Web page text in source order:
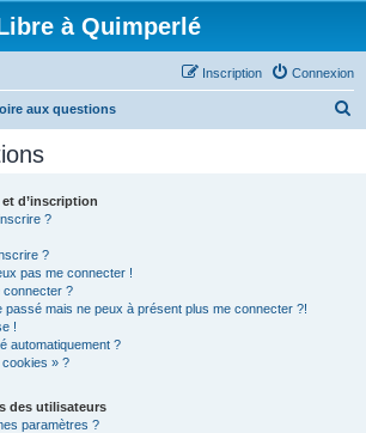
à Quimperlé
Connexion
Inscription
aux questions
d’inscription
?
?
pas me connecter !
connecter ?
passé mais ne peux à présent plus me connecter ?!
!
automatiquement ?
» ?
des utilisateurs
paramètres ?